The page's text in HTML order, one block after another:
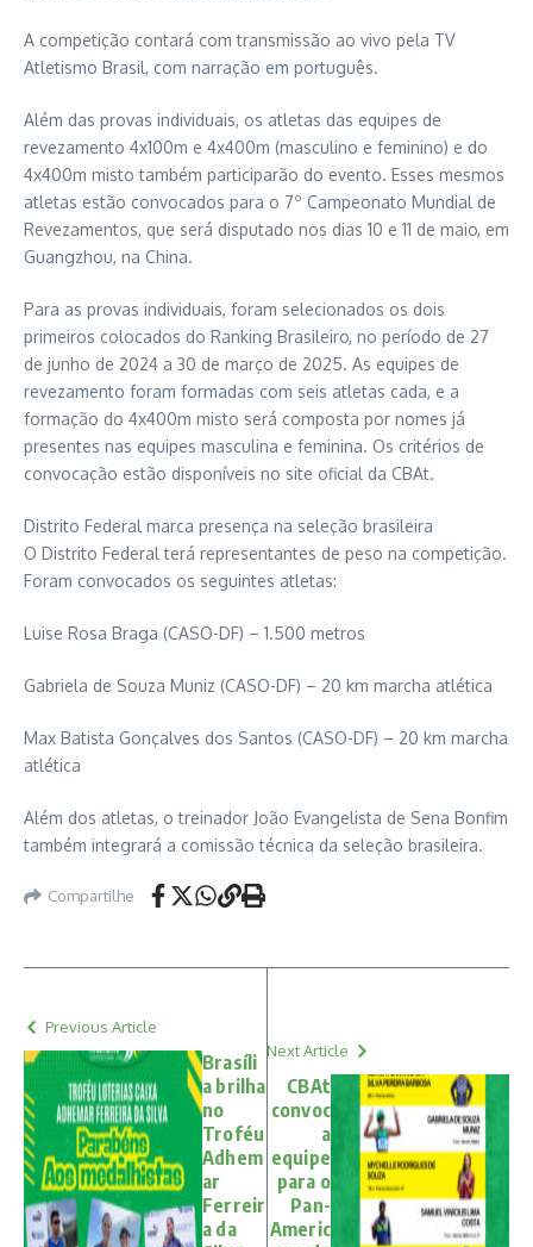
A competição contará com transmissão ao vivo pela TV
Atletismo Brasil, com narração em português.
Além das provas individuais, os atletas das equipes de
revezamento 4x100m e 4x400m (masculino e feminino) e do
4x400m misto também participarão do evento. Esses mesmos
atletas estão convocados para o 7º Campeonato Mundial de
Revezamentos, que será disputado nos dias 10 e 11 de maio, em
Guangzhou, na China.
Para as provas individuais, foram selecionados os dois
primeiros colocados do Ranking Brasileiro, no período de 27
de junho de 2024 a 30 de março de 2025. As equipes de
revezamento foram formadas com seis atletas cada, e a
formação do 4x400m misto será composta por nomes já
presentes nas equipes masculina e feminina. Os critérios de
convocação estão disponíveis no site oficial da CBAt.
Distrito Federal marca presença na seleção brasileira
O Distrito Federal terá representantes de peso na competição.
Foram convocados os seguintes atletas:
Luise Rosa Braga (CASO-DF) – 1.500 metros
Gabriela de Souza Muniz (CASO-DF) – 20 km marcha atlética
Max Batista Gonçalves dos Santos (CASO-DF) – 20 km marcha
atlética
Além dos atletas, o treinador João Evangelista de Sena Bonfim
também integrará a comissão técnica da seleção brasileira.
Compartilhe
Previous Article
Brasíli
a brilha
no
Troféu
Adhem
ar
Ferreir
a da
Next Article
CBAt
convoc
a
equipe
para o
Pan-
Americ